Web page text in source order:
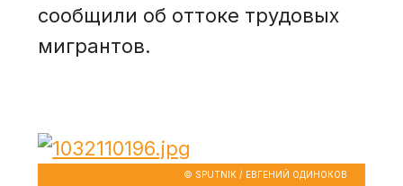
сообщили об оттоке трудовых
мигрантов.
© SPUTNIK / ЕВГЕНИЙ ОДИНОКОВ